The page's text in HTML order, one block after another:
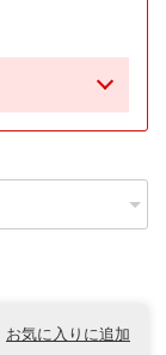
お気に入りに追加